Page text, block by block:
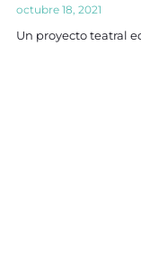
octubre 18, 2021
Un proyecto teatral